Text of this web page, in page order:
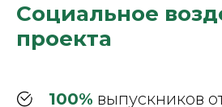
Социальное
проекта
100% выпускников